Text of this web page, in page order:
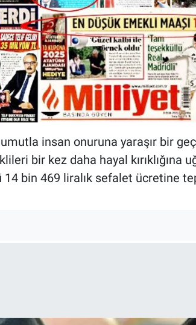
insan onuruna yaraşır bir
bir kez daha hayal kırıklığına
bin 469 liralık sefalet ücretine